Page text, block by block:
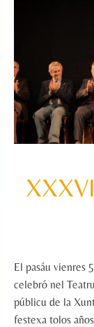
El pasáu vienres
celebró nel
públicu de la
festexa tolos